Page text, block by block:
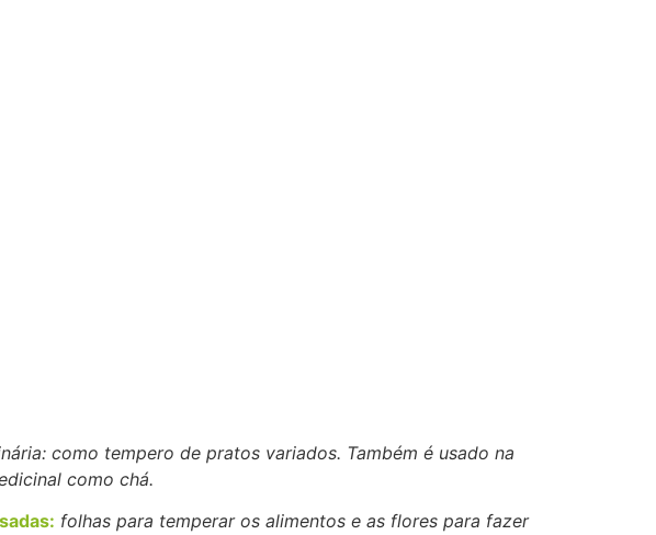
como tempero de pratos variados. Também é usado na
como chá.
folhas para temperar os alimentos e as flores para fazer